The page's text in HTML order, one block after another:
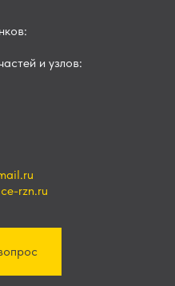
и узлов:
rzn.ru